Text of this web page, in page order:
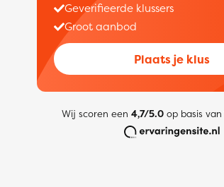
Geverifieerde klussers
Groot aanbod
Plaats je klus
Wij scoren een 4,7/5.0op basis van